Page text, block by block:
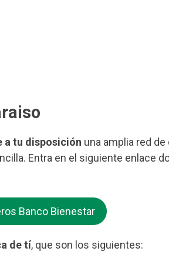
a tu disposición una amplia red
Entra en el siguiente enlace
Banco Bienestar
de tí, que son los siguientes: